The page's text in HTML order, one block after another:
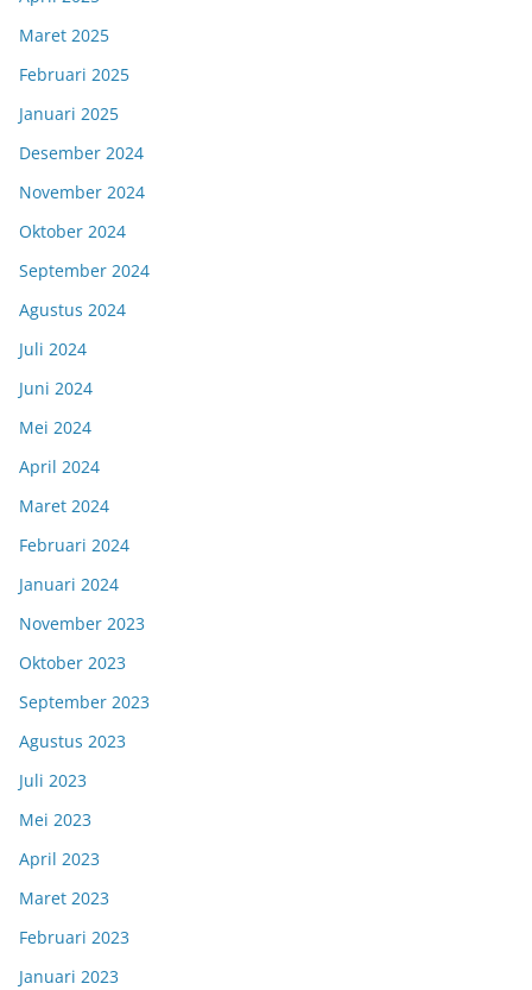
Maret 2025
Februari 2025
Januari 2025
Desember 2024
November 2024
Oktober 2024
September 2024
Agustus 2024
Juli 2024
Juni 2024
Mei 2024
April 2024
Maret 2024
Februari 2024
Januari 2024
November 2023
Oktober 2023
September 2023
Agustus 2023
Juli 2023
Mei 2023
April 2023
Maret 2023
Februari 2023
Januari 2023